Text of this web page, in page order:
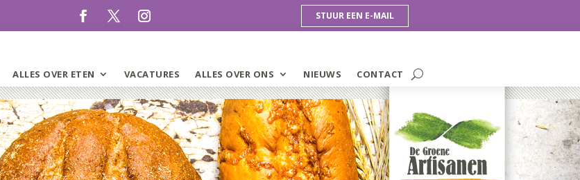
STUUR EEN E-MAIL
ALLES OVER ETEN VACATURES ALLES OVER ONS NIEUWS CONTACT